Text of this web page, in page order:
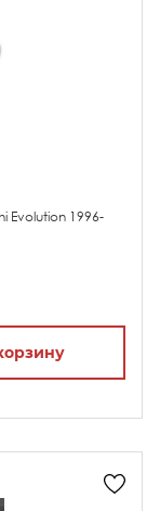
Evolution 1996-